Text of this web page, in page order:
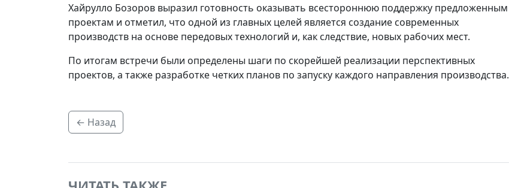
Хайрулло Бозоров выразил готовность оказывать всестороннюю поддержку предложенным
проектам и отметил, что одной из главных целей является создание современных
производств на основе передовых технологий и, как следствие, новых рабочих мест.
По итогам встречи были определены шаги по скорейшей реализации перспективных
проектов, а также разработке четких планов по запуску каждого направления производства.
← Назад